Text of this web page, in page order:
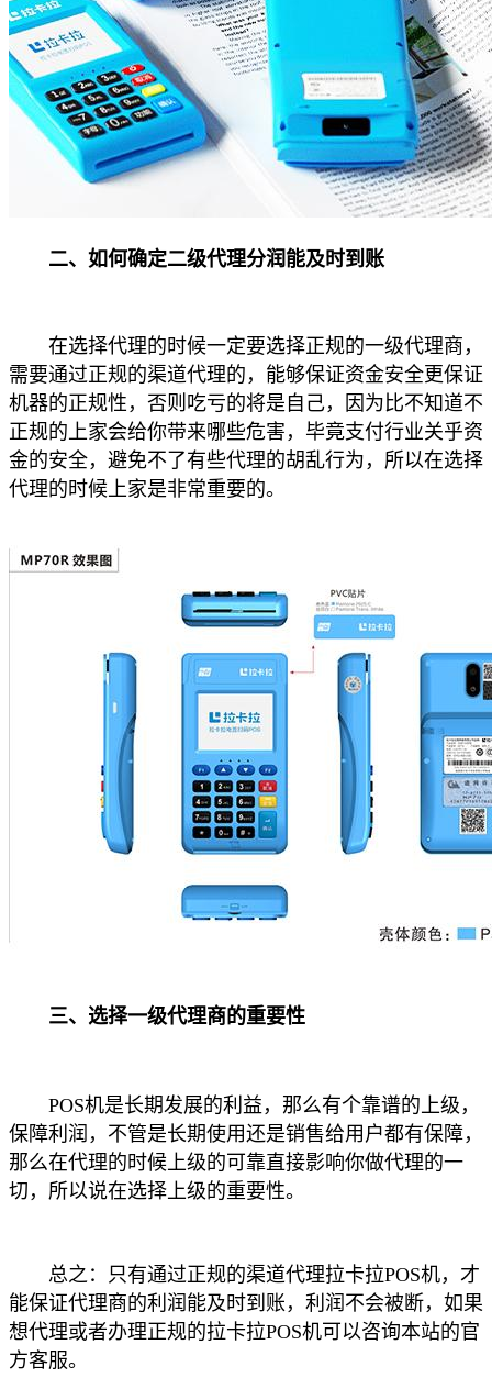
二、如何确定二级代理分润能及时到账
在选择代理的时候一定要选择正规的一级代理商，
需要通过正规的渠道代理的，能够保证资金安全更保证
机器的正规性，否则吃亏的将是自己，因为比不知道不
正规的上家会给你带来哪些危害，毕竟支付行业关乎资
金的安全，避免不了有些代理的胡乱行为，所以在选择
代理的时候上家是非常重要的。
三、选择一级代理商的重要性
POS机是长期发展的利益，那么有个靠谱的上级，
保障利润，不管是长期使用还是销售给用户都有保障，
那么在代理的时候上级的可靠直接影响你做代理的一
切，所以说在选择上级的重要性。
总之：只有通过正规的渠道代理拉卡拉POS机，才
能保证代理商的利润能及时到账，利润不会被断，如果
想代理或者办理正规的拉卡拉POS机可以咨询本站的官
方客服。